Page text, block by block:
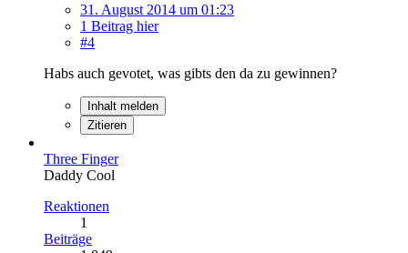
31. August 2014 um 01:23
1 Beitrag hier
#4
Habs auch gevotet, was gibts den da zu gewinnen?
Inhalt melden
Zitieren
Three Finger
Daddy Cool
Reaktionen
1
Beiträge